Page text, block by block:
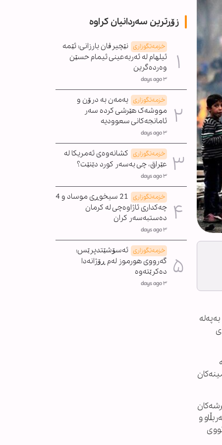
بەربڵاو و
زۆرترین سەردانیان کراوە
خزمەتگوزاری نێچیرڤان بارزانی: ئێمە
ئیلهام لە ئەربەعینی ئیمام حسێن
وەردەگرین
٣ days ago
خزمەتگوزاری یەمەن بە درۆن و
مووشەک هێرشی کردە سەر
ئامانجەکانی سعوودیە
٣ days ago
خزمەتگوزاری کشانەوەی ئەمریکا لە
عێراق، چی بەسەر کورد دێنێت؟
٣ days ago
خزمەتگوزاری
21 سیخوڕی موساد و 4
چەکداری ئاژاوەچی لە کرمان
دەستبەسەر کران
٣ days ago
خزمەتگوزاری ئەسۆشێتدپرێس:
گەرووی هورموز لەم ڕۆژانەدا
دەکرێتەوە
٣ days ago